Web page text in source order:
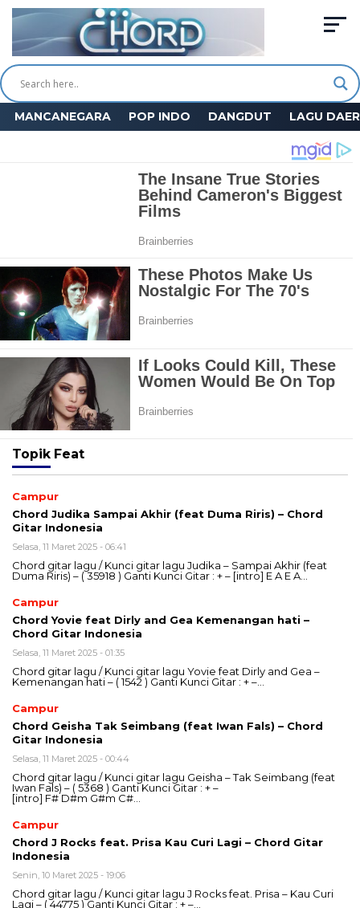
MANCANEGARA POP INDO DANGDUT LAGU
Topik Feat
Campur
Chord Judika Sampai Akhir (feat Duma Riris) – Chord
Gitar Indonesia
Selasa, 11 Maret 2025 - 06:41
Chord gitar lagu / Kunci gitar lagu Judika – Sampai Akhir (feat
Duma Riris) – ( 35918 ) Ganti Kunci Gitar : + – [intro] E A E A…
Campur
Chord Yovie feat Dirly and Gea Kemenangan hati –
Chord Gitar Indonesia
Selasa, 11 Maret 2025 - 01:35
Chord gitar lagu / Kunci gitar lagu Yovie feat Dirly and Gea –
Kemenangan hati – ( 1542 ) Ganti Kunci Gitar : + –…
Campur
Chord Geisha Tak Seimbang (feat Iwan Fals) – Chord
Gitar Indonesia
Selasa, 11 Maret 2025 - 00:44
Chord gitar lagu / Kunci gitar lagu Geisha – Tak Seimbang (feat
Iwan Fals) – ( 5368 ) Ganti Kunci Gitar : + –
[intro] F# D#m G#m C#…
Campur
Chord J Rocks feat. Prisa Kau Curi Lagi – Chord Gitar
Indonesia
Senin, 10 Maret 2025 - 19:06
Chord gitar lagu / Kunci gitar lagu J Rocks feat. Prisa – Kau Curi
Lagi – ( 44775 ) Ganti Kunci Gitar : + –…